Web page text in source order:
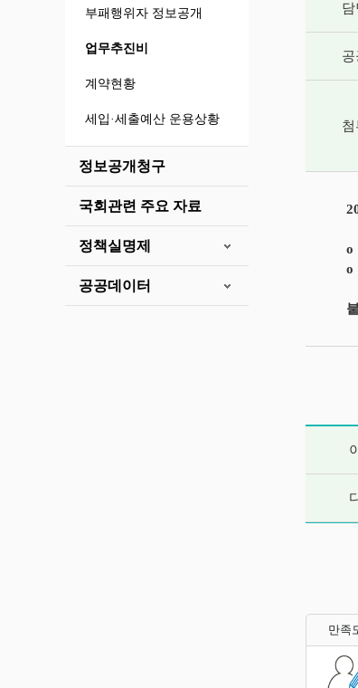
부패행위자 정보공개
업무추진비
계약현황
세입·세출예산 운용상황
정보공개청구
국회관련 주요 자료
정책실명제
공공데이터
담
공
첨
o
o
만족